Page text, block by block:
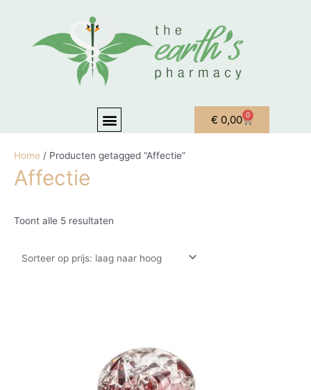
Menu € 0,00 0
Winkelwagen
Home / Producten getagged “Affectie”
Affectie
Toont alle 5 resultaten